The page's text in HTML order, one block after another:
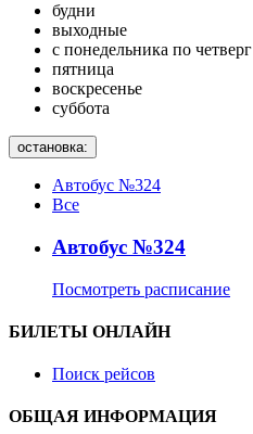
будни
выходные
с понедельника по четверг
пятница
воскресенье
суббота
остановка:
Автобус №324
Все
Автобус №324
Посмотреть расписание
БИЛЕТЫ ОНЛАЙН
Поиск рейсов
ОБЩАЯ ИНФОРМАЦИЯ